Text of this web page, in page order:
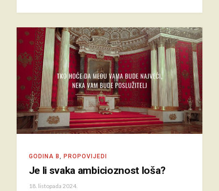
GODINA B, PROPOVIJEDI
Je li svaka ambicioznost loša?
18. listopada 2024.